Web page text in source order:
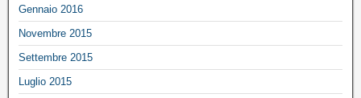
Gennaio 2016
Novembre 2015
Settembre 2015
Luglio 2015